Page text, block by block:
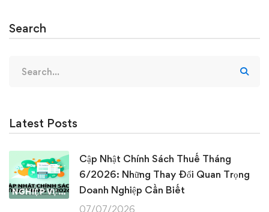
Search
for:
Latest Posts
NGHIỆP VỤ KẾ TOÁN & THUẾ
Cập Nhật Chính Sách Thuế Tháng
6/2026: Những Thay Đổi Quan Trọng
Doanh Nghiệp Cần Biết
07/07/2026